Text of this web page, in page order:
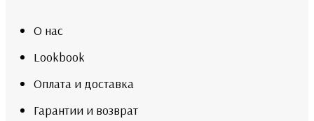
О нас
Lookbook
Оплата и доставка
Гарантии и возврат